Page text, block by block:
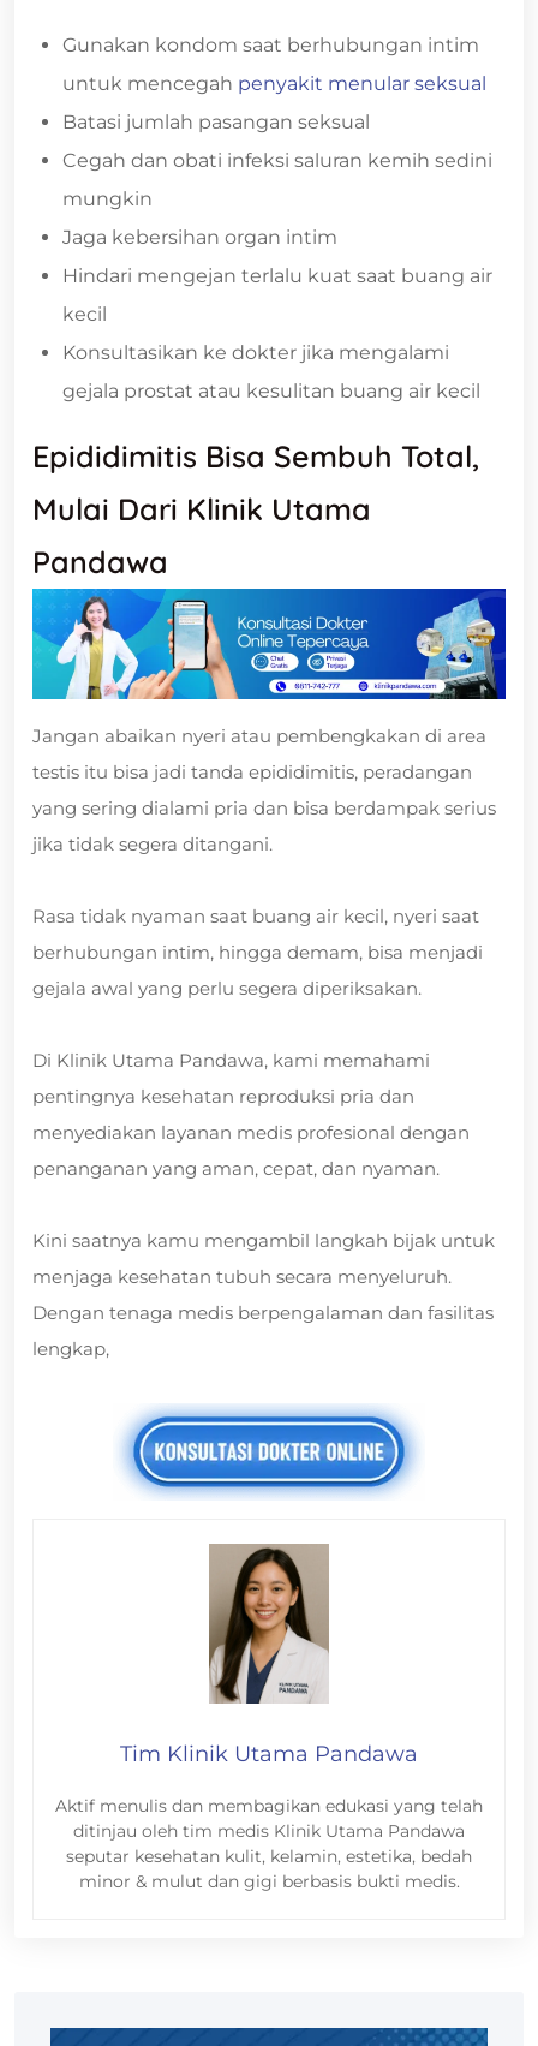
Gunakan kondom saat berhubungan intim
untuk mencegah penyakit menular seksual
Batasi jumlah pasangan seksual
Cegah dan obati infeksi saluran kemih sedini
mungkin
Jaga kebersihan organ intim
Hindari mengejan terlalu kuat saat buang air
kecil
Konsultasikan ke dokter jika mengalami
gejala prostat atau kesulitan buang air kecil
Epididimitis Bisa Sembuh Total,
Mulai Dari Klinik Utama
Pandawa
Jangan abaikan nyeri atau pembengkakan di area
testis itu bisa jadi tanda epididimitis, peradangan
yang sering dialami pria dan bisa berdampak serius
jika tidak segera ditangani.
Rasa tidak nyaman saat buang air kecil, nyeri saat
berhubungan intim, hingga demam, bisa menjadi
gejala awal yang perlu segera diperiksakan.
Di Klinik Utama Pandawa, kami memahami
pentingnya kesehatan reproduksi pria dan
menyediakan layanan medis profesional dengan
penanganan yang aman, cepat, dan nyaman.
Kini saatnya kamu mengambil langkah bijak untuk
menjaga kesehatan tubuh secara menyeluruh.
Dengan tenaga medis berpengalaman dan fasilitas
lengkap,
Tim Klinik Utama Pandawa
Aktif menulis dan membagikan edukasi yang telah
ditinjau oleh tim medis Klinik Utama Pandawa
seputar kesehatan kulit, kelamin, estetika, bedah
minor & mulut dan gigi berbasis bukti medis.